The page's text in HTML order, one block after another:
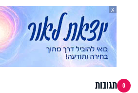
X
0 תגובות